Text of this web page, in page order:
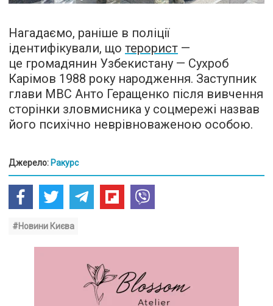
Нагадаємо, раніше в поліції
ідентифікували, що терорист —
це громадянин Узбекистану — Сухроб
Карімов 1988 року народження. Заступник
глави МВС Анто Геращенко після вивчення
сторінки зловмисника у соцмережі назвав
його психічно неврівноваженою особою.
Джерело: Ракурс
#Новини Києва